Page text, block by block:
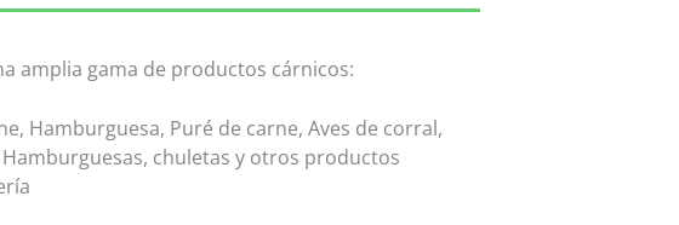
amplia gama de productos cárnicos:
Hamburguesa, Puré de carne, Aves de corral,
chuletas y otros productos